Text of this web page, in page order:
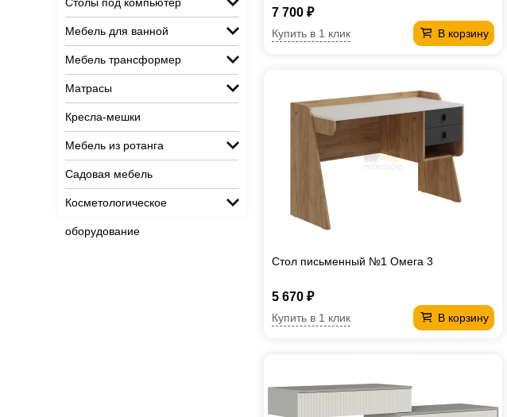
Мебель для ванной
Мебель трансформер
Матрасы
Кресла-мешки
Мебель из ротанга
Садовая мебель
Косметологическое
оборудование
7 700 ₽
В корзину
Купить в 1 клик
Стол письменный №1 Омега 3
5 670 ₽
В корзину
Купить в 1 клик